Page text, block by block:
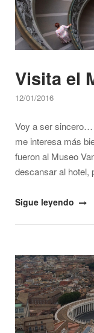
Visita el
12/01/2016
Voy a ser sincero…
me interesa más
fueron al Museo
descansar al
"Visita
Sigue leyendo
Open post